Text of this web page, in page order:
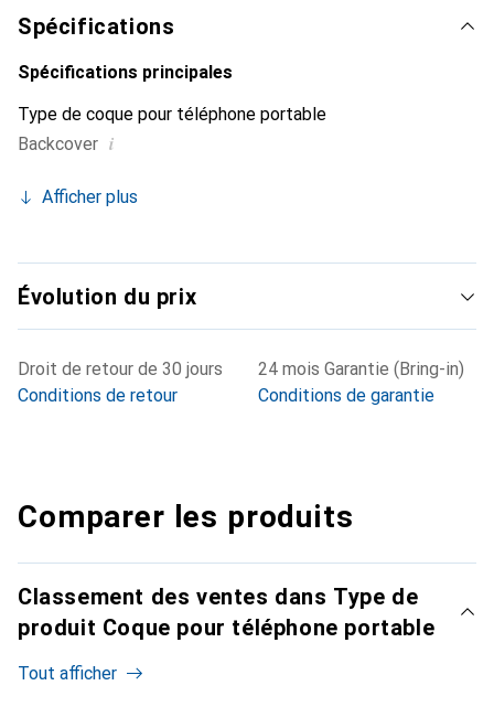
sûr pour une clientèle exigeante.
Spécifications
Spécifications principales
Type de coque pour téléphone portable
Backcover i
Afficher plus
Évolution du prix
Droit de retour de 30 jours
Conditions de retour
24 mois Garantie (Bring-in)
Conditions de garantie
Comparer les produits
Classement des ventes dans Type de
produit Coque pour téléphone portable
Tout afficher